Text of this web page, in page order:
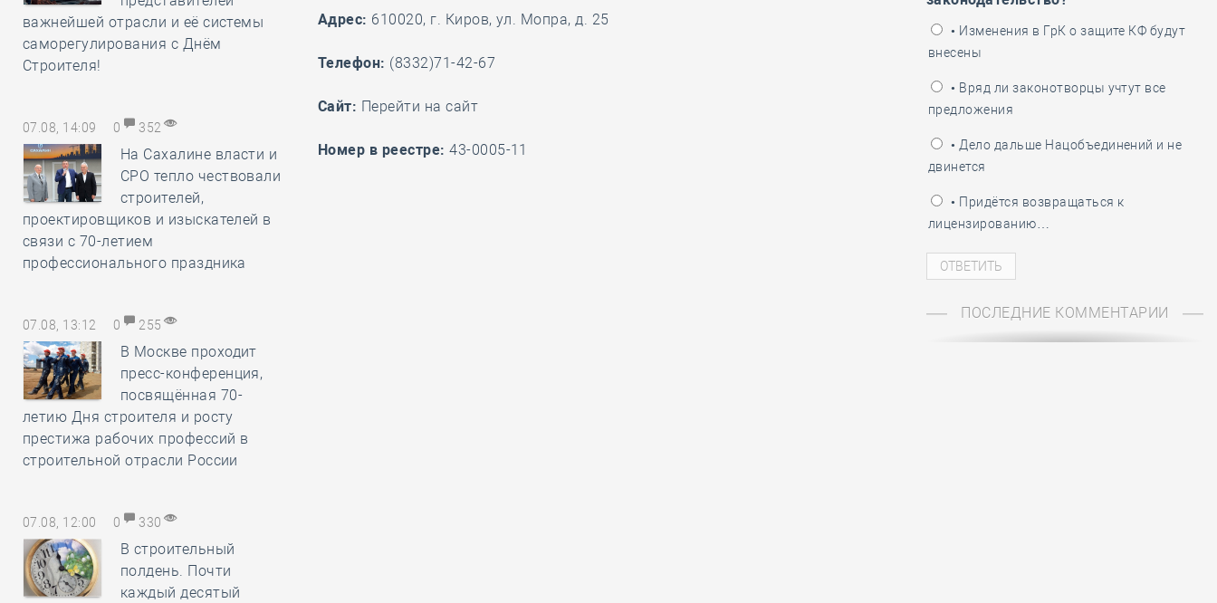
важнейшей отрасли и её системы
саморегулирования с Днём
Строителя!
07.08, 14:09 0 352
На Сахалине власти и
СРО тепло чествовали
строителей,
проектировщиков и изыскателей в
связи с 70-летием
профессионального праздника
07.08, 13:12 0 255
В Москве проходит
пресс-конференция,
посвящённая 70-
летию Дня строителя и росту
престижа рабочих профессий в
строительной отрасли России
07.08, 12:00 0 330
В строительный
полдень. Почти
каждый десятый
Адрес: 610020, г. Киров, ул. Мопра, д. 25
Телефон: (8332)71-42-67
Cайт: Перейти на сайт
Номер в реестре: 43-0005-11
• Изменения в ГрК о защите КФ будут
внесены
• Вряд ли законотворцы учтут все
предложения
• Дело дальше Нацобъединений и не
двинется
• Придётся возвращаться к
лицензированию…
ПОСЛЕДНИЕ КОММЕНТАРИИ